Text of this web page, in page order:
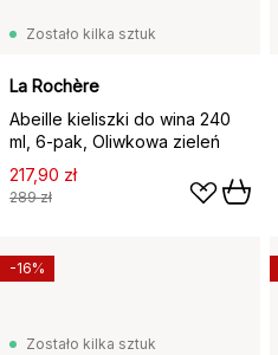
Zostało kilka sztuk
La Rochère
Abeille kieliszki do wina 240
ml, 6‑pak, Oliwkowa zieleń
217,90 zł
289 zł
Zostało kilka sztuk
-16%